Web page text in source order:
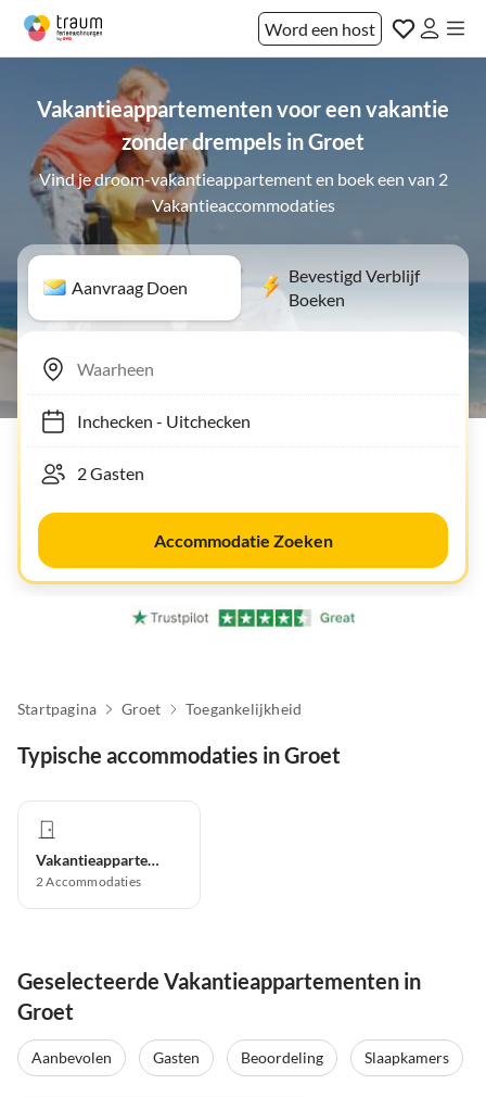
Word een host
Vakantieappartementen voor een vakantie
zonder drempels in Groet
Vind je droom-vakantieappartement en boek een van 2
Vakantieaccommodaties
Aanvraag Doen
Bevestigd Verblijf
Boeken
Inchecken- Uitchecken
Accommodatie Zoeken
Startpagina Groet Toegankelijkheid
Typische accommodaties in Groet
Vakantieappartement
2Accommodaties
Geselecteerde Vakantieappartementen in
Groet
Aanbevolen Gasten Beoordeling
Slaapkamers